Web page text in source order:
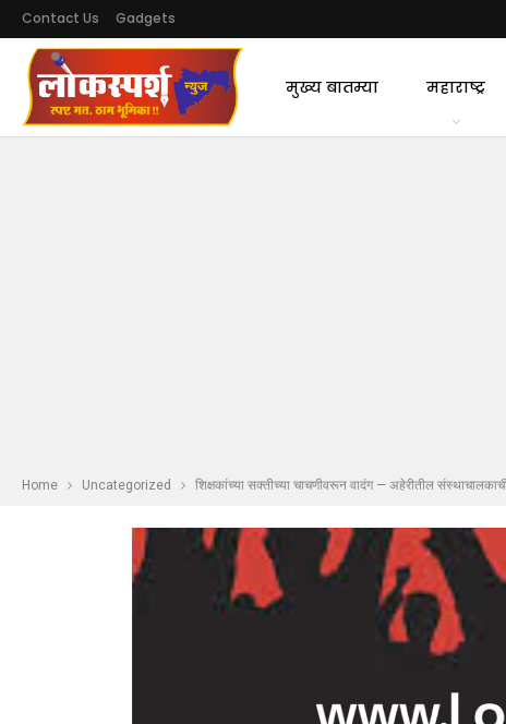
Contact Us Gadgets
मुख्य बातम्या महाराष्ट्र
Home Uncategorized शिक्षकांच्या सक्तीच्या चाचणीवरून वादंग — अहेरीतील संस्थाचालकाची